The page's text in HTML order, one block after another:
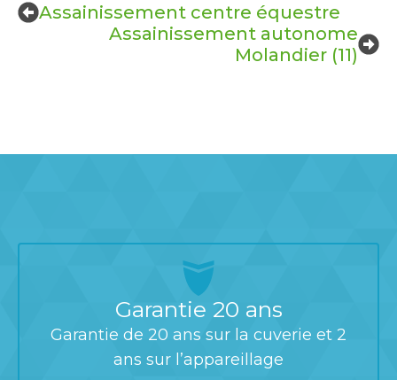
Assainissement centre équestre
Assainissement autonome
Molandier (11)
Garantie 20 ans
Garantie de 20 ans sur la cuverie et 2
ans sur l’appareillage